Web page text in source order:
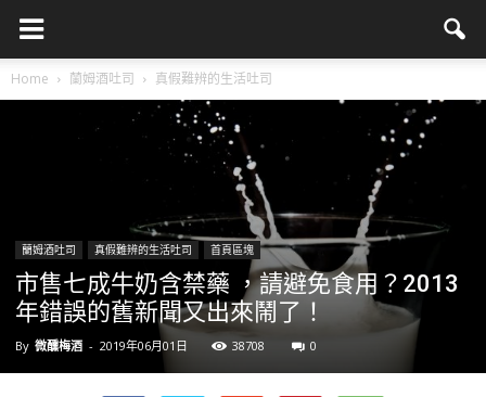
Home 蘭姆酒吐司 真假難辨的生活吐司
蘭姆酒吐司 真假難辨的生活吐司 首頁區塊
市售七成牛奶含禁藥 ，請避免食用？2013
年錯誤的舊新聞又出來鬧了！
By 微醺梅酒 - 2019年06月01日 38708 0